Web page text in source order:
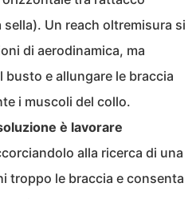
sella). Un reach oltremisura si
di aerodinamica, ma
e allungare le braccia
i muscoli del collo.
è lavorare
alla ricerca di una
troppo le braccia e consenta